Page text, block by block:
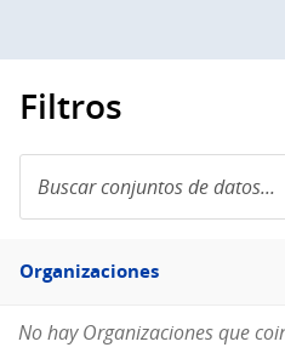
Filtros
conjuntos
de
Filtro
Organizaciones
Organizaciones
No hay Organizaciones que